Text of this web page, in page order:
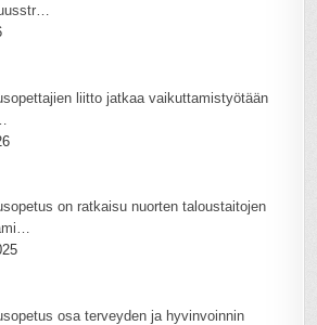
liitto jatkaa vaikuttamistyötään
on ratkaisu nuorten taloustaitojen
osa terveyden ja hyvinvoinnin